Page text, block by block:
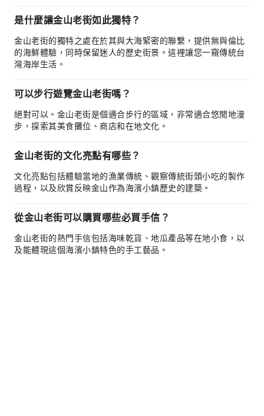
是什麼讓金山老街如此獨特？
金山老街的獨特之處在於其與大海緊密的聯繫，提供無與倫比
的海鮮體驗，同時保留迷人的歷史街景。這裡讓您一窺傳統台
灣海岸生活。
可以步行遊覽金山老街嗎？
絕對可以。金山老街是個適合步行的區域，非常適合悠閒地漫
步，探索其美食攤位、商店和在地文化。
金山老街的文化亮點有哪些？
文化亮點包括體驗當地的漁業傳統、觀察傳統街頭小吃的製作
過程，以及欣賞反映金山作為海濱小鎮歷史的建築。
從金山老街可以購買哪些必買手信？
金山老街的熱門手信包括海味乾貨、地瓜產品等在地小食，以
及能體現這個海濱小鎮特色的手工藝品。